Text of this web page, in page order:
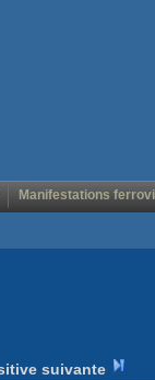
Manifestations